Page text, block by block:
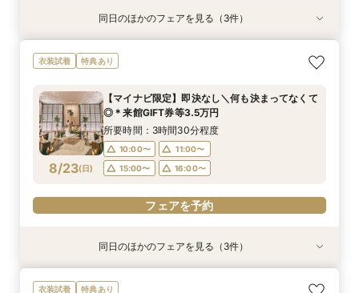
特典あり
8/22(土)
＼8.8.8◆入籍お祝い／挙式料全額プレゼント！
応援キャンペーン
10:00〜
11:00〜
15:00〜
16:00〜
フェアを予約
特典あり
8/22(土)
期間限定！1件目来館特典35,000円分ギフト券付
き＼何も決まってなくて◎
10:00〜
11:00〜
15:00〜
16:00〜
フェアを予約
特典あり
8/22(土)
【少人数6名～OK】アットホームなパーティがお
得に叶う♪少人数会食会のご相談会 マイナビ限
所要時間：3時間30分程度
15:00〜
16:00〜
フェアを予約
同日のほかのフェアを見る（3件）
衣装試着 特典あり
8/23(日)
【マイナビ限定】即決なし＼何も決まってなくて
◎＊来館GIFT券等3.5万円
所要時間：3時間30分程度
10:00〜
11:00〜
15:00〜
16:00〜
フェアを予約
特典あり
＼8.8.8◆入籍お祝い／挙式料全額プレゼント！
特典あり
期間限定！1件目来館特典35,000円分ギフト券付
特典あり
【少人数6名～OK】アットホームなパーティがお
同日のほかのフェアを見る（3件）
衣装試着 特典あり